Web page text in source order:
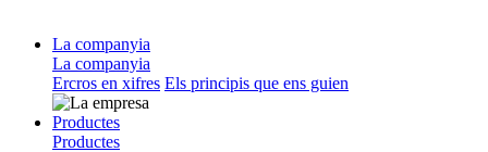
La companyia
La companyia
Ercros en xifres Els principis que ens guien
Productes
Productes